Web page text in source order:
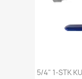
5/4" 1-STK